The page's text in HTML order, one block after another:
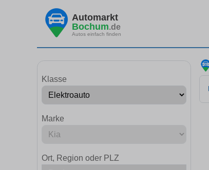
Automarkt
Bochum.de
Autos einfach finden
Klasse
Marke
Ort, Region oder PLZ